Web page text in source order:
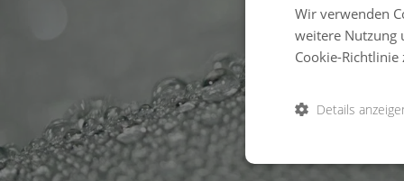
Wir verwenden
weitere Nutzung
Cookie-Richtlinie
Details